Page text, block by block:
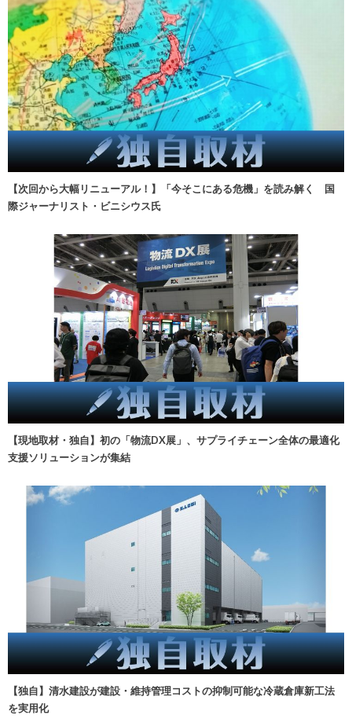
【次回から大幅リニューアル！】「今そこにある危機」を読み解く 国
際ジャーナリスト・ビニシウス氏
【現地取材・独自】初の「物流DX展」、サプライチェーン全体の最適化
支援ソリューションが集結
【独自】清水建設が建設・維持管理コストの抑制可能な冷蔵倉庫新工法
を実用化